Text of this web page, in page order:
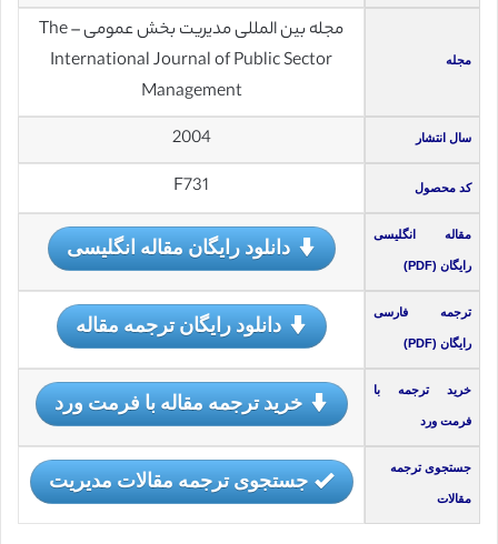
مجله
مجله بین المللی مدیریت بخش عمومی – The
International Journal of Public Sector
Management
سال انتشار 2004
کد محصول F731
مقاله انگلیسی
رایگان (PDF)
دانلود رایگان مقاله انگلیسی
ترجمه فارسی
رایگان (PDF)
دانلود رایگان ترجمه مقاله
خرید ترجمه با
فرمت ورد
خرید ترجمه مقاله با فرمت ورد
جستجوی ترجمه
مقالات
جستجوی ترجمه مقالات مدیریت